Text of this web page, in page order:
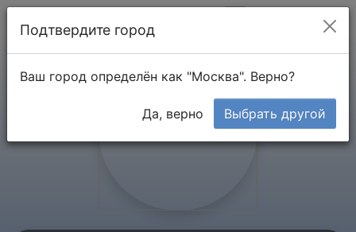
Подтвердите город
Ваш город определён как "Москва". Верно?
Да, верно Выбрать другой